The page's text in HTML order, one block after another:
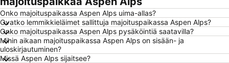
Onko majoituspaikassa Aspen Alps uima-allas?
Ovatko lemmikkieläimet sallittuja majoituspaikassa Aspen Alps?
Onko majoituspaikassa Aspen Alps pysäköintiä saatavilla?
Mihin aikaan majoituspaikassa Aspen Alps on sisään- ja
uloskirjautuminen?
Missä Aspen Alps sijaitsee?